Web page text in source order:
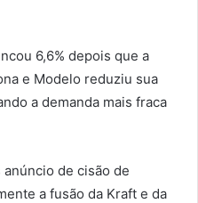
6,6% depois que a
e Modelo reduziu sua
a demanda mais fraca
anúncio de cisão de
a fusão da Kraft e da